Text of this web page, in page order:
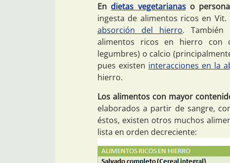
En dietas vegetarianaso
ingesta de alimentos ricos en
absorción del hierro. También
alimentos ricos en hierro con
legumbres) o calcio
pues existen interacciones en la
hierro.
Los alimentos con mayor
elaborados a partir de sangre,
éstos, existen otros muchos
lista en orden decreciente: